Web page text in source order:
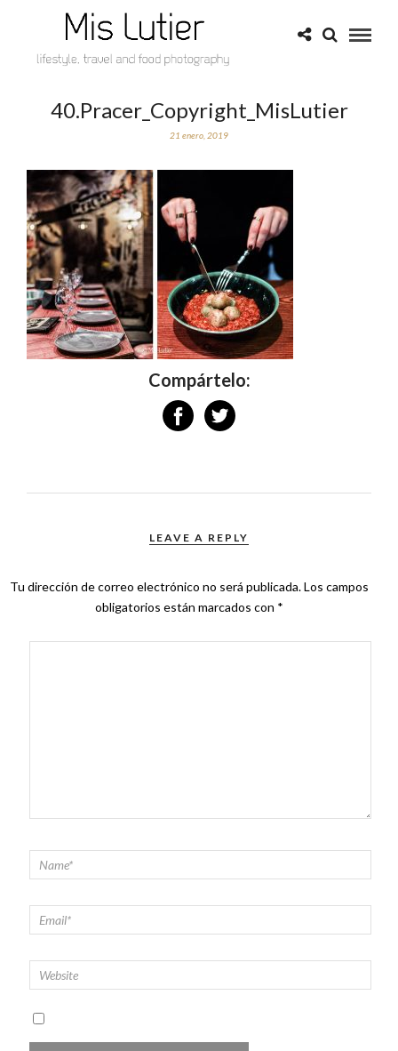
40.Pracer_Copyright_MisLutier
21 enero, 2019
Compártelo:
LEAVE A REPLY
Tu dirección de correo electrónico no será publicada.Los campos
obligatorios están marcados con *